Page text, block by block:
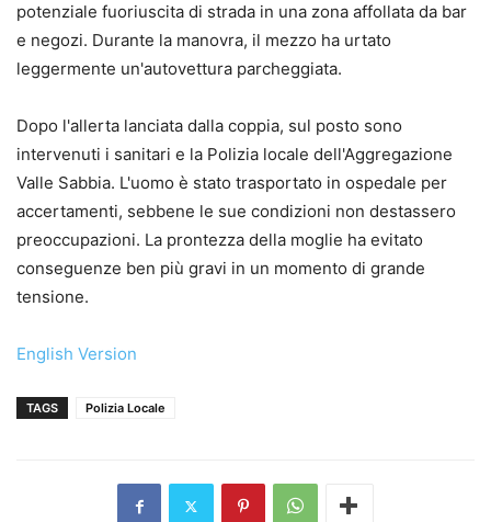
potenziale fuoriuscita di strada in una zona affollata da bar
e negozi. Durante la manovra, il mezzo ha urtato
leggermente un'autovettura parcheggiata.
Dopo l'allerta lanciata dalla coppia, sul posto sono
intervenuti i sanitari e la Polizia locale dell'Aggregazione
Valle Sabbia. L'uomo è stato trasportato in ospedale per
accertamenti, sebbene le sue condizioni non destassero
preoccupazioni. La prontezza della moglie ha evitato
conseguenze ben più gravi in un momento di grande
tensione.
English Version
TAGS Polizia Locale